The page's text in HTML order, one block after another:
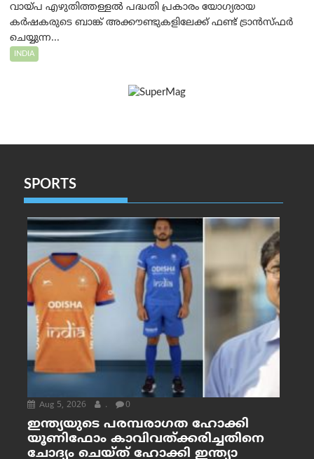
വായ്പ എഴുതിത്തള്ളൽ പദ്ധതി പ്രകാരം യോഗ്യരായ
കർഷകരുടെ ബാങ്ക് അക്കൗണ്ടുകളിലേക്ക് ഫണ്ട് ട്രാൻസ്ഫർ
ചെയ്യുന്ന...
INDIA
SPORTS
Aug 5, 2026 . 0
ഇന്ത്യയുടെ പരമ്പരാഗത ഹോക്കി
യൂണിഫോം കാവിവത്ക്കരിച്ചതിനെ
ചോദ്യം ചെയ്ത് ഹോക്കി ഇന്ത്യാ